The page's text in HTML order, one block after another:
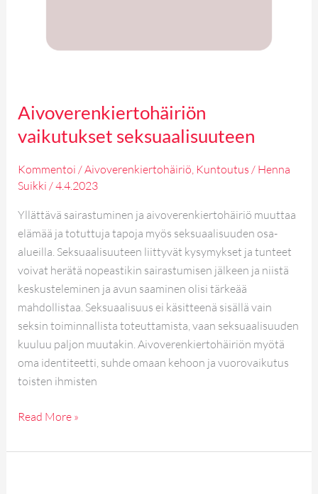
Aivoverenkiertohäiriön
vaikutukset seksuaalisuuteen
Kommentoi /Aivoverenkiertohäiriö Kuntoutus / Henna
Suikki /4.4.2023
Yllättävä sairastuminen ja aivoverenkiertohäiriö muuttaa
elämää ja totuttuja tapoja myös seksuaalisuuden osa-
alueilla. Seksuaalisuuteen liittyvät kysymykset ja tunteet
voivat herätä nopeastikin sairastumisen jälkeen ja niistä
keskusteleminen ja avun saaminen olisi tärkeää
mahdollistaa. Seksuaalisuus ei käsitteenä sisällä vain
seksin toiminnallista toteuttamista, vaan seksuaalisuuden
kuuluu paljon muutakin. Aivoverenkiertohäiriön myötä
oma identiteetti, suhde omaan kehoon ja vuorovaikutus
toisten ihmisten
Read More »